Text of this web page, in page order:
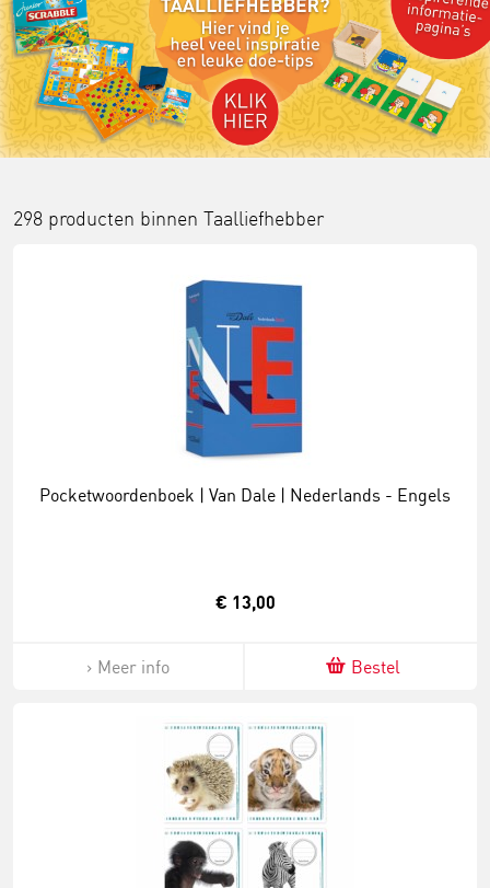
298 producten binnen Taalliefhebber
Pocketwoordenboek | Van Dale | Nederlands - Engels
€ 13,00
Meer info Bestel